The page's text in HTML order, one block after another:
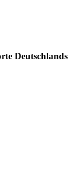
Deutschlands